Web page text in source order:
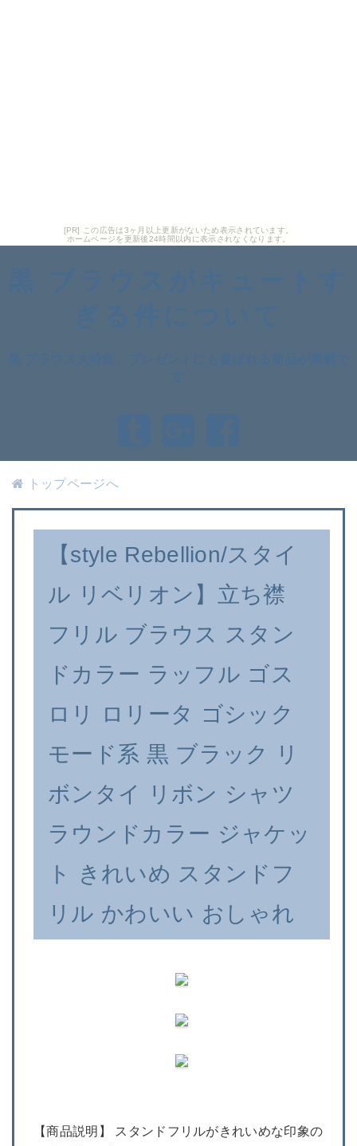
[PR] この広告は3ヶ月以上更新がないため表示されています。
ホームページを更新後24時間以内に表示されなくなります。
トップページへ
【style Rebellion/スタイ
ル リベリオン】立ち襟
フリル ブラウス スタン
ドカラー ラッフル ゴス
ロリ ロリータ ゴシック
モード系 黒 ブラック リ
ボンタイ リボン シャツ
ラウンドカラー ジャケッ
ト きれいめ スタンドフ
リル かわいい おしゃれ
【商品説明】 スタンドフリルがきれいめな印象の